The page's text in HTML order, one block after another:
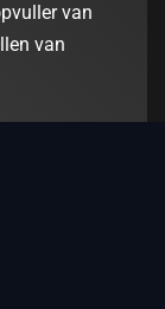
van
van